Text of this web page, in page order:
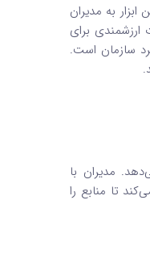
به مدیران
برای
سازمان است.
مدیران با
تا منابع را